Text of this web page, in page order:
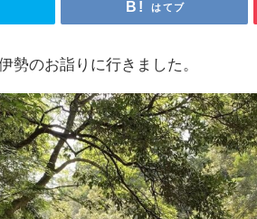
はてブ
勢のお詣りに行きました。